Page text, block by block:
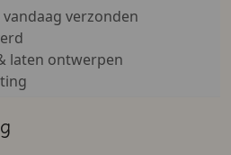
verzonden
laten ontwerpen